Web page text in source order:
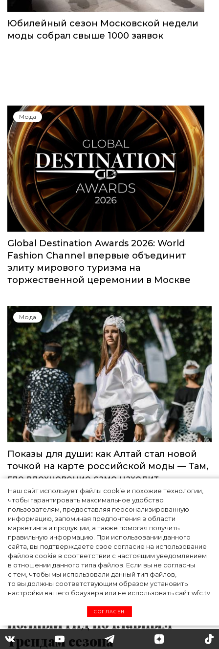
Наш сайт использует файлы cookie и похожие технологии,
чтобы гарантировать максимальное удобство
пользователям, предоставляя персонализированную
информацию, запоминая предпочтения в области
маркетинга и продукции, а также помогая получить
правильную информацию. При использовании данного
сайта, вы подтверждаете свое согласие на использование
файлов cookie в соответствии с настоящим уведомлением
в отношении данного типа файлов. Если вы не согласны
с тем, чтобы мы использовали данный тип файлов,
то вы должны соответствующим образом установить
настройки вашего браузера или не использовать сайт wfc.tv
СОГЛАСЕН
Мода
Юбилейный сезон Московской недели
моды собрал свыше 1000 заявок
Global Destination Awards 2026: World
Fashion Channel впервые объединит
элиту мирового туризма на
торжественной церемонии в Москве
Мода
Показы для души: как Алтай стал новой
точкой на карте российской моды — Там,
где вдохновение само находит
дизайнера